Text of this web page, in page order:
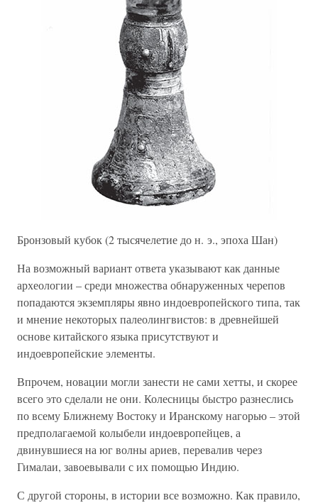
Бронзовый кубок (2 тысячелетие до н. э., эпоха Шан)
На возможный вариант ответа указывают как данные
археологии – среди множества обнаруженных черепов
попадаются экземпляры явно индоевропейского типа, так
и мнение некоторых палеолингвистов: в древнейшей
основе китайского языка присутствуют и
индоевропейские элементы.
Впрочем, новации могли занести не сами хетты, и скорее
всего это сделали не они. Колесницы быстро разнеслись
по всему Ближнему Востоку и Иранскому нагорью – этой
предполагаемой колыбели индоевропейцев, а
двинувшиеся на юг волны ариев, перевалив через
Гималаи, завоевывали с их помощью Индию.
С другой стороны, в истории все возможно. Как правило,